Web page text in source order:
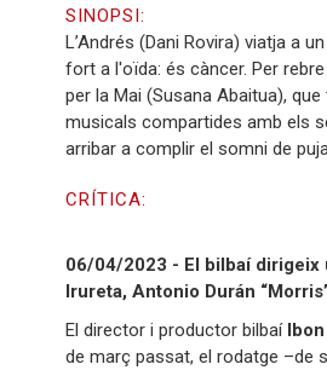
SINOPSI:
L’Andrés (Dani Rovira) viatja a
fort a l'oïda: és càncer. Per
per la Mai (Susana Abaitua),
musicals compartides amb els
arribar a complir el somni de
CRÍTICA:
06/04/2023 - El bilbaí dirigeix
Irureta, Antonio Durán
El director i productor bilbaí
de març passat, el rodatge –de